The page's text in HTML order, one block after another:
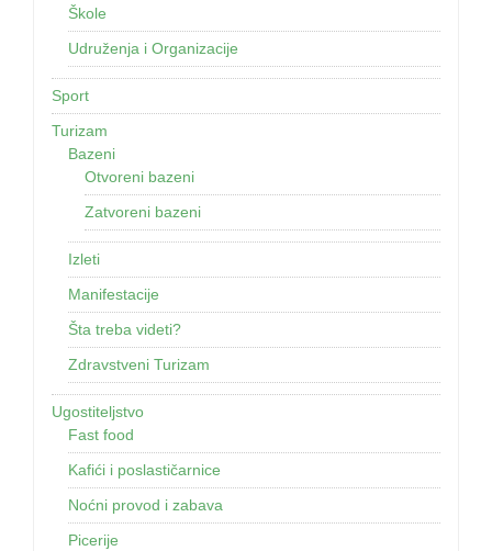
Škole
Udruženja i Organizacije
Sport
Turizam
Bazeni
Otvoreni bazeni
Zatvoreni bazeni
Izleti
Manifestacije
Šta treba videti?
Zdravstveni Turizam
Ugostiteljstvo
Fast food
Kafići i poslastičarnice
Noćni provod i zabava
Picerije